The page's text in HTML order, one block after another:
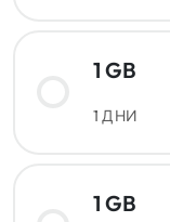
1 GB
1 ДНИ
1 GB